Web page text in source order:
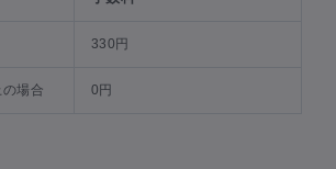
330円
場合 0円